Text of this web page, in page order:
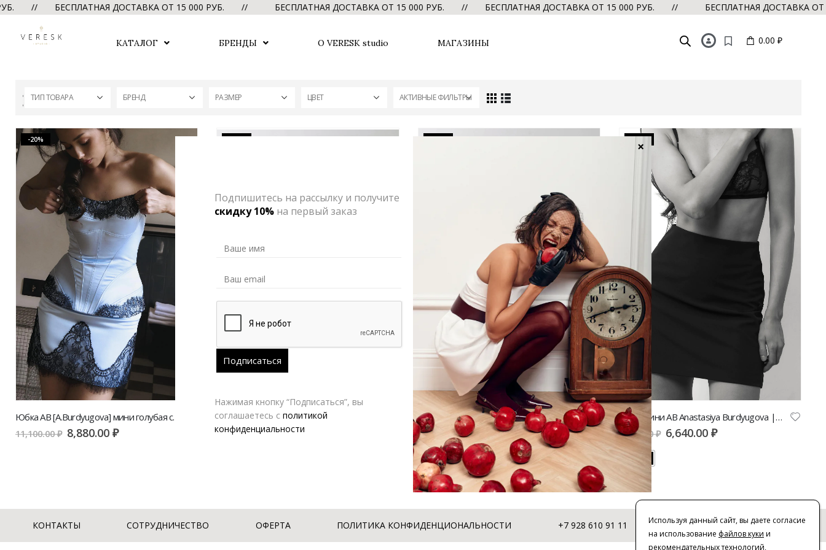
// БЕСПЛАТНАЯ ДОСТАВКА ОТ 15 000 РУБ. // БЕСПЛАТНАЯ ДОСТАВКА ОТ 15 000 РУБ. // БЕСПЛАТНАЯ ДОСТАВКА ОТ 15 000 РУБ. // БЕСПЛАТНАЯ ДОСТАВКА ОТ
КАТАЛОГ БРЕНДЫ О VERESK studio МАГАЗИНЫ 0.00 ₽
ТИП ТОВАРА БРЕНД РАЗМЕР ЦВЕТ АКТИВНЫЕ ФИЛЬТРЫ
-20%
Юбка AB [A.Burdyugova] мини голубая с кружевной отделкой | VERESK studio
11,100.00₽ 8,880.00₽ 11,100.00₽ 8,880.00
Юбка годе AB Anastasiya Burdyugova | VERESK studio
11,100.00₽ 8,880.00₽
Юбка мини AB Anastasiya Burdyugova | VERESK studio
8,300.00₽ 6,640.00 ₽
КОНТАКТЫ СОТРУДНИЧЕСТВО ОФЕРТА ПОЛИТИКА КОНФИДЕНЦИОНАЛЬНОСТИ +7 928 610 91 11 © 2016-2026 | VERESK studio
Используя данный сайт, вы даете согласие
на использование файлов куки и
рекомендательных технологий,
Подпишитесь на рассылку и получите
скидку 10%на первый заказ
Нажимая кнопку “Подписаться”, вы
соглашаетесь с политикой
конфиденциальности
×